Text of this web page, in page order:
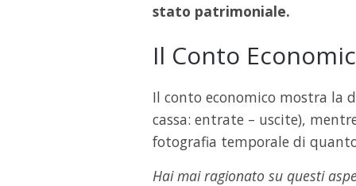
stato patrimoniale.
Il Conto
Il conto economico mostra la
cassa: entrate – uscite),
fotografia temporale di
Hai mai ragionato su questi